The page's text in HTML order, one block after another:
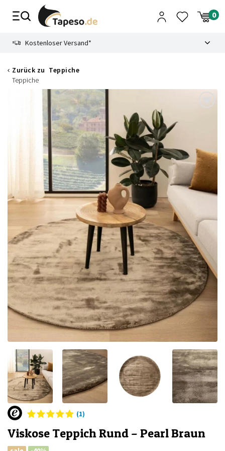
Zusammenbruch
Kostenloser Versand*
Zurück zu Teppiche
Teppiche
(1)
Viskose Teppich Rund – Pearl Braun